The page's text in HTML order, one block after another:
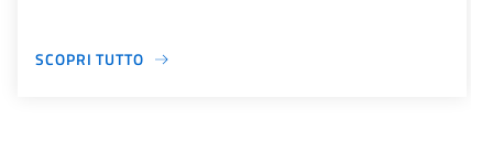
SCOPRI TUTTO